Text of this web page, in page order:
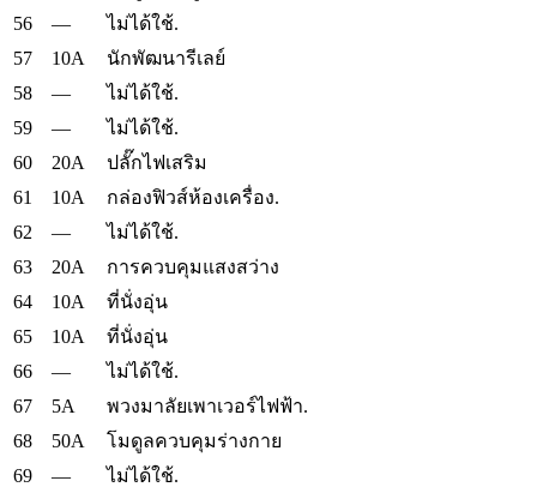
56
—
ไม่ได้ใช้.
57
10A
นักพัฒนารีเลย์
58
—
ไม่ได้ใช้.
59
—
ไม่ได้ใช้.
60
20A
ปลั๊กไฟเสริม
61
10A
กล่องฟิวส์ห้องเครื่อง.
62
—
ไม่ได้ใช้.
63
20A
การควบคุมแสงสว่าง
64
10A
ที่นั่งอุ่น
65
10A
ที่นั่งอุ่น
66
—
ไม่ได้ใช้.
67
5A
พวงมาลัยเพาเวอร์ไฟฟ้า.
68
50A
โมดูลควบคุมร่างกาย
69
—
ไม่ได้ใช้.